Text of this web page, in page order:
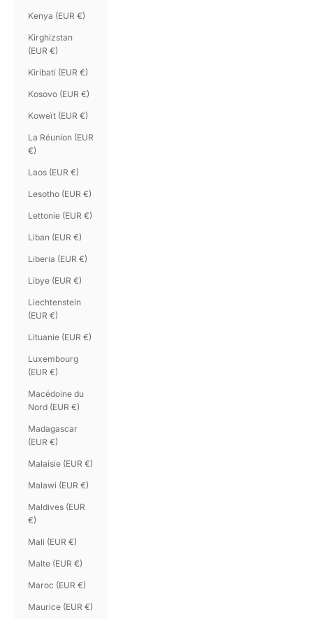
Kenya (EUR €)
Kirghizstan
(EUR €)
Kiribati (EUR €)
Kosovo (EUR €)
Koweït (EUR €)
La Réunion (EUR
€)
Laos (EUR €)
Lesotho (EUR €)
Lettonie (EUR €)
Liban (EUR €)
Liberia (EUR €)
Libye (EUR €)
Liechtenstein
(EUR €)
Lituanie (EUR €)
Luxembourg
(EUR €)
Macédoine du
Nord (EUR €)
Madagascar
(EUR €)
Malaisie (EUR €)
Malawi (EUR €)
Maldives (EUR
€)
Mali (EUR €)
Malte (EUR €)
Maroc (EUR €)
Maurice (EUR €)